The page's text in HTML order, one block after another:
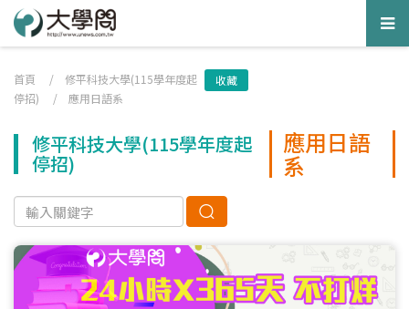
首頁 / 修平科技大學(115學年度起
停招) / 應用日語系
收藏
修平科技大學(115學年度起
停招)
應用日語
系